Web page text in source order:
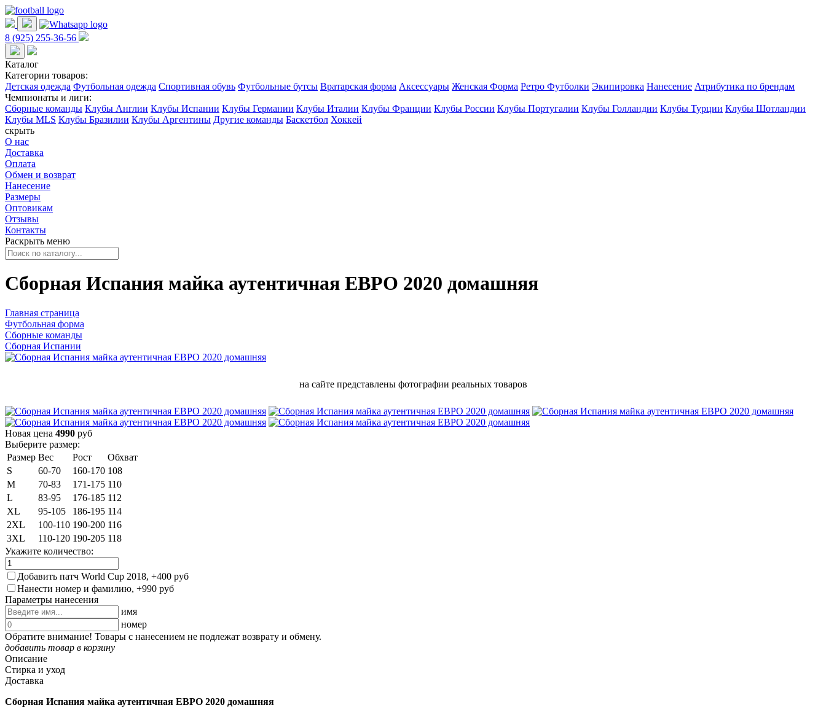
8 (925) 255-36-56
Каталог
Категории товаров:
Детская одежда Футбольная одежда Спортивная обувь Футбольные бутсы Вратарская форма Аксессуары Женская Форма Ретро Футболки Экипировка Нанесение Атрибутика по брендам
Чемпионаты и лиги:
Сборные команды Клубы Англии Клубы Испании Клубы Германии Клубы Италии Клубы Франции Клубы России Клубы Португалии Клубы Голландии Клубы Турции Клубы Шотландии
Клубы MLS Клубы Бразилии Клубы Аргентины Другие команды Баскетбол Хоккей
скрыть
О нас
Доставка
Оплата
Обмен и возврат
Нанесение
Размеры
Оптовикам
Отзывы
Контакты
Раскрыть меню
Сборная Испания майка аутентичная ЕВРО 2020 домашняя
Главная страница
Футбольная форма
Сборные команды
Сборная Испании
на сайте представлены фотографии реальных товаров
Новая цена 4990 руб
Выберите размер:
Размер Вес Рост
Обхват
S
60-70 160-170 108
M
70-83 171-175 110
L
83-95 176-185 112
XL
95-105 186-195 114
2XL
100-110 190-200 116
3XL
110-120 190-205 118
Укажите количество:
Добавить патч World Cup 2018, +400 руб
Нанести номер и фамилию, +990 руб
Параметры нанесения
имя
номер
Обратите внимание! Товары с нанесением не подлежат возврату и обмену.
добавить товар в корзину
Описание
Стирка и уход
Доставка
Сборная Испания майка аутентичная ЕВРО 2020 домашняя